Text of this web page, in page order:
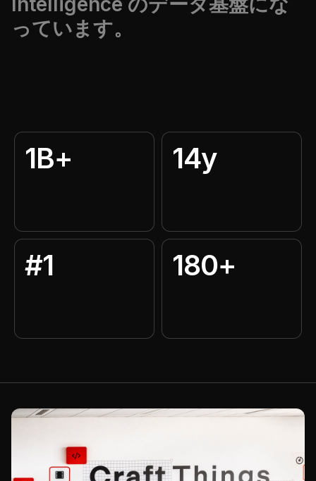
っています。
1B+
リのダウンロード数
14y
性
#1
リパブリッシャー
180+